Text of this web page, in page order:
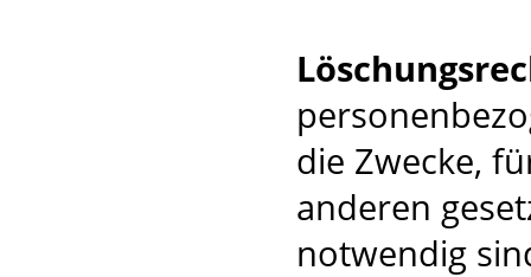
die Zwecke,
anderen
notwendig